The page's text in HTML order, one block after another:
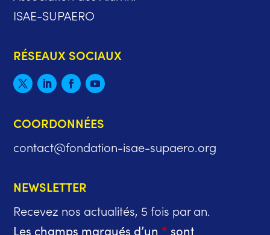
ISAE-SUPAERO
RÉSEAUX SOCIAUX
COORDONNÉES
contact@fondation-isae-supaero.org
NEWSLETTER
Recevez nos actualités, 5 fois par an.
Les champs marqués d’un * sont